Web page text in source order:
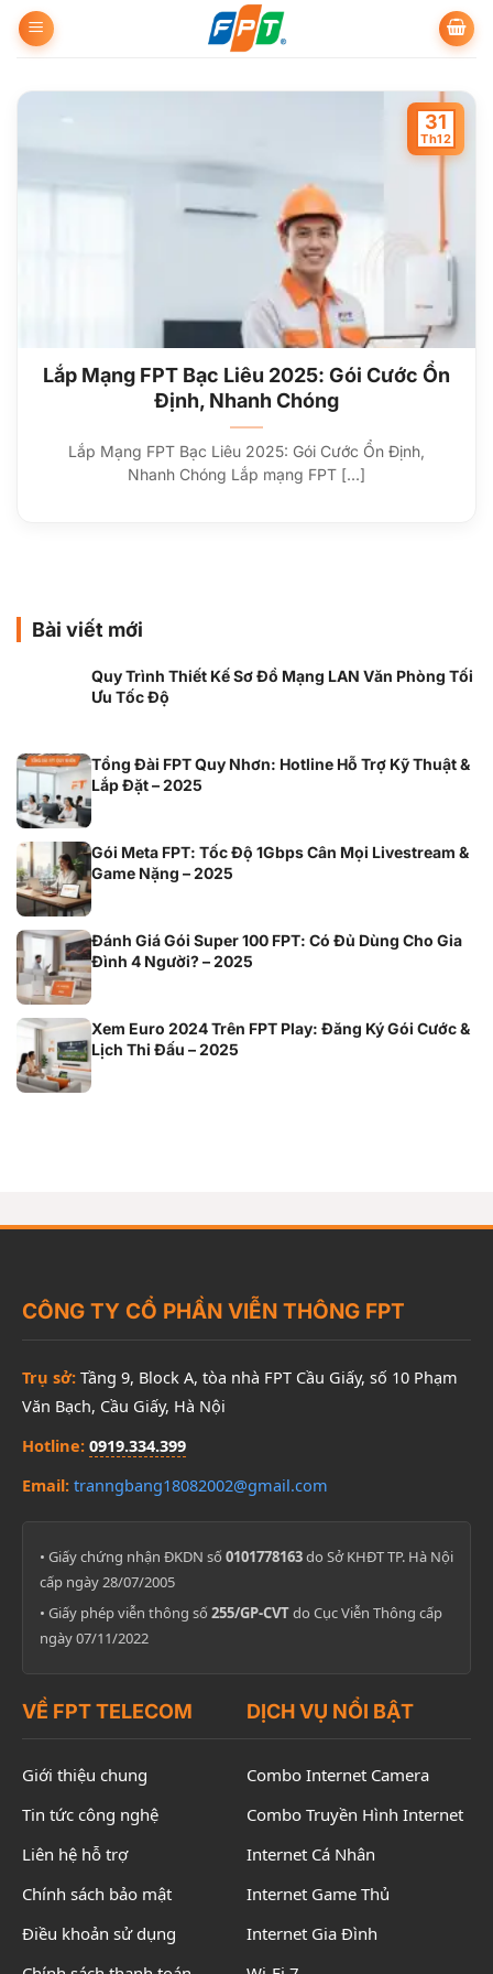
qua
dung
Lắp Mạng FPT Bạc Liêu 2025: Gói Cước Ổn
Định, Nhanh Chóng
Lắp Mạng FPT Bạc Liêu 2025: Gói Cước Ổn Định,
Nhanh Chóng Lắp mạng FPT [...]
31
Th12
Bài viết mới
Quy Trình Thiết Kế Sơ Đồ Mạng LAN Văn Phòng Tối
Ưu Tốc Độ
Tổng Đài FPT Quy Nhơn: Hotline Hỗ Trợ Kỹ Thuật &
Lắp Đặt – 2025
Gói Meta FPT: Tốc Độ 1Gbps Cân Mọi Livestream &
Game Nặng – 2025
Đánh Giá Gói Super 100 FPT: Có Đủ Dùng Cho Gia
Đình 4 Người? – 2025
Xem Euro 2024 Trên FPT Play: Đăng Ký Gói Cước &
Lịch Thi Đấu – 2025
CÔNG TY CỔ PHẦN VIỄN THÔNG FPT
Trụ sở: Tầng 9, Block A, tòa nhà FPT Cầu Giấy, số 10 Phạm
Văn Bạch, Cầu Giấy, Hà Nội
Hotline: 0919.334.399
Email: tranngbang18082002@gmail.com
• Giấy chứng nhận ĐKDN số 0101778163do Sở KHĐT TP. Hà Nội
cấp ngày 28/07/2005
• Giấy phép viễn thông số 255/GP-CVTdo Cục Viễn Thông cấp
ngày 07/11/2022
VỀ FPT TELECOM
Giới thiệu chung
Tin tức công nghệ
Liên hệ hỗ trợ
Chính sách bảo mật
Điều khoản sử dụng
DỊCH VỤ NỔI BẬT
Combo Internet Camera
Combo Truyền Hình Internet
Internet Cá Nhân
Internet Game Thủ
Internet Gia Đình